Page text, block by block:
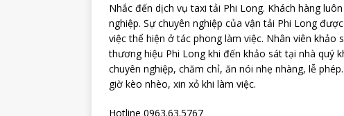
Nhắc đến dịch vụ taxi tải Phi Long. Khách hàng
nghiệp. Sự chuyên nghiệp của vận tải Phi Long
việc thể hiện ở tác phong làm việc. Nhân viên
thương hiệu Phi Long khi đến khảo sát tại nhà quý
chuyên nghiệp, chăm chỉ, ăn nói nhẹ nhàng, lễ
giờ kèo nhèo, xin xỏ khi làm việc.
Hotline 0963.63.5767